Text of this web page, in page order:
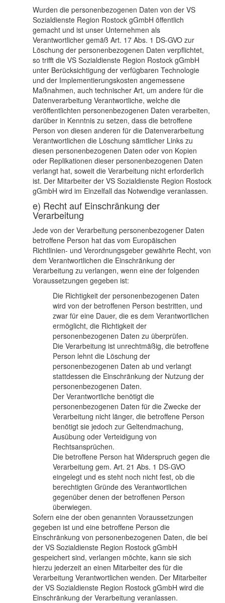
Wurden die personenbezogenen Daten von der VS
Sozialdienste Region Rostock gGmbH öffentlich
gemacht und ist unser Unternehmen als
Verantwortlicher gemäß Art. 17 Abs. 1 DS-GVO zur
Löschung der personenbezogenen Daten verpflichtet,
so trifft die VS Sozialdienste Region Rostock gGmbH
unter Berücksichtigung der verfügbaren Technologie
und der Implementierungskosten angemessene
Maßnahmen, auch technischer Art, um andere für die
Datenverarbeitung Verantwortliche, welche die
veröffentlichten personenbezogenen Daten verarbeiten,
darüber in Kenntnis zu setzen, dass die betroffene
Person von diesen anderen für die Datenverarbeitung
Verantwortlichen die Löschung sämtlicher Links zu
diesen personenbezogenen Daten oder von Kopien
oder Replikationen dieser personenbezogenen Daten
verlangt hat, soweit die Verarbeitung nicht erforderlich
ist. Der Mitarbeiter der VS Sozialdienste Region Rostock
gGmbH wird im Einzelfall das Notwendige veranlassen.
e) Recht auf Einschränkung der
Verarbeitung
Jede von der Verarbeitung personenbezogener Daten
betroffene Person hat das vom Europäischen
Richtlinien- und Verordnungsgeber gewährte Recht, von
dem Verantwortlichen die Einschränkung der
Verarbeitung zu verlangen, wenn eine der folgenden
Voraussetzungen gegeben ist:
Die Richtigkeit der personenbezogenen Daten
wird von der betroffenen Person bestritten, und
zwar für eine Dauer, die es dem Verantwortlichen
ermöglicht, die Richtigkeit der
personenbezogenen Daten zu überprüfen.
Die Verarbeitung ist unrechtmäßig, die betroffene
Person lehnt die Löschung der
personenbezogenen Daten ab und verlangt
stattdessen die Einschränkung der Nutzung der
personenbezogenen Daten.
Der Verantwortliche benötigt die
personenbezogenen Daten für die Zwecke der
Verarbeitung nicht länger, die betroffene Person
benötigt sie jedoch zur Geltendmachung,
Ausübung oder Verteidigung von
Rechtsansprüchen.
Die betroffene Person hat Widerspruch gegen die
Verarbeitung gem. Art. 21 Abs. 1 DS-GVO
eingelegt und es steht noch nicht fest, ob die
berechtigten Gründe des Verantwortlichen
gegenüber denen der betroffenen Person
überwiegen.
Sofern eine der oben genannten Voraussetzungen
gegeben ist und eine betroffene Person die
Einschränkung von personenbezogenen Daten, die bei
der VS Sozialdienste Region Rostock gGmbH
gespeichert sind, verlangen möchte, kann sie sich
hierzu jederzeit an einen Mitarbeiter des für die
Verarbeitung Verantwortlichen wenden. Der Mitarbeiter
der VS Sozialdienste Region Rostock gGmbH wird die
Einschränkung der Verarbeitung veranlassen.